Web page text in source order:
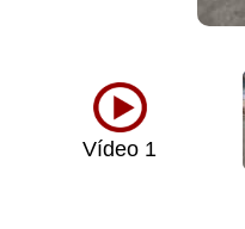
Vídeo 1